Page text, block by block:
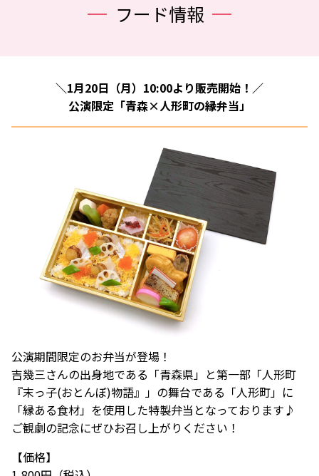
フード情報
＼1月20日（月）10:00より販売開始！／
公演限定「青森×人形町の縁弁当」
公演期間限定のお弁当が登場！
吉幾三さんの出身地である「青森県」と第一部「人形町
『末っ子(おとんぼ)物語』」の舞台である「人形町」に
「縁ある食材」を使用した特製弁当となっております♪
ご観劇の記念にぜひお召し上がりください！
【価格】